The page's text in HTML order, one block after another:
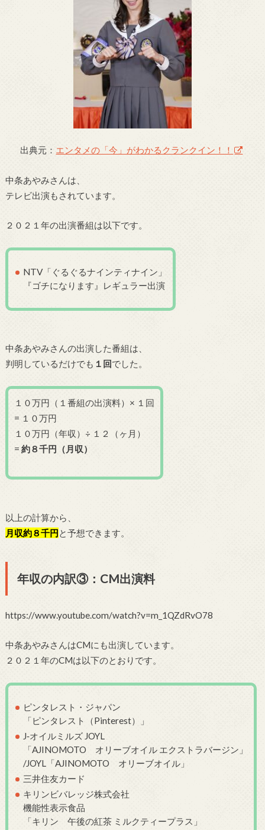
出典元： エンタメの「今」がわかるクランクイン！！
中条あやみさんは、
テレビ出演もされています。
２０２１年の出演番組は以下です。
NTV「ぐるぐるナインティナイン」
『ゴチになります』レギュラー出演
中条あやみさんの出演した番組は、
判明しているだけでも １ 回でした。
１０万円（１番組の出演料）× １回
= １０万円
１０万円（年収）÷ １２（ヶ月）
= 約８千円（月収）
以上の計算から、
月収約８千円と予想できます。
年収の内訳③：CM出演料
https://www.youtube.com/watch?v=m_1QZdRvO78
中条あやみさんはCMにも出演しています。
２０２１年のCMは以下のとおりです。
ピンタレスト・ジャパン
「ピンタレスト（Pinterest）」
J‐オイルミルズ JOYL
「AJINOMOTO オリーブオイル エクストラバージン」
/JOYL「AJINOMOTO オリーブオイル」
三井住友カード
キリンビバレッジ株式会社
機能性表示食品
「キリン 午後の紅茶 ミルクティープラス」